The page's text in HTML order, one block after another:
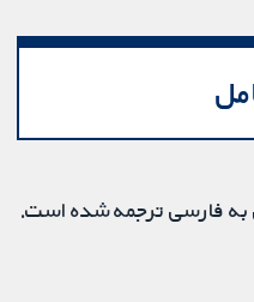
به فارسی ترجمه شده است.